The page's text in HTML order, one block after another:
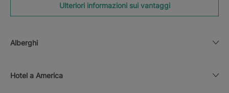
Ulteriori informazioni sui vantaggi
Alberghi
Hotel a America